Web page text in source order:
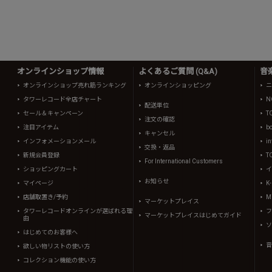
オンラインショップ情報
オンラインショップ売れ筋ランキング
タワーレコード全店チャート
セール＆キャンペーン
注目アイテム
インフォメーションメール
新規会員登録
ショッピングカート
マイページ
店舗取置き/予約
タワーレコードオンラインが選ばれる理
由
はじめてのお客様へ
欲しい物リストの使い方
コレクション機能の使い方
よくあるご質問 (Q&A)
オンラインショッピング
配送単位
注文の確認
キャンセル
交換・返品
For International Customers
お知らせ
マーケットプレイス
マーケットプレイスはじめてガイド
音